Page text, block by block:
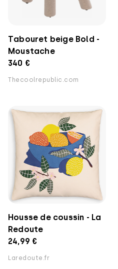
Tabouret beige Bold -
Moustache
340 €
Thecoolrepublic.com
Housse de coussin - La
Redoute
24,99 €
Laredoute.fr